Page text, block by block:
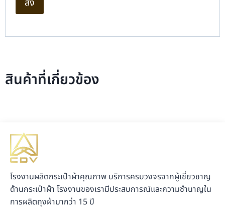
สินค้าที่เกี่ยวข้อง
โรงงานผลิตกระเป๋าผ้าคุณภาพ บริการครบวงจรจากผู้เชี่ยวชาญ
ด้านกระเป๋าผ้า โรงงานของเรามีประสบการณ์และความชำนาญใน
การผลิตถุงผ้ามากว่า 15 ปี